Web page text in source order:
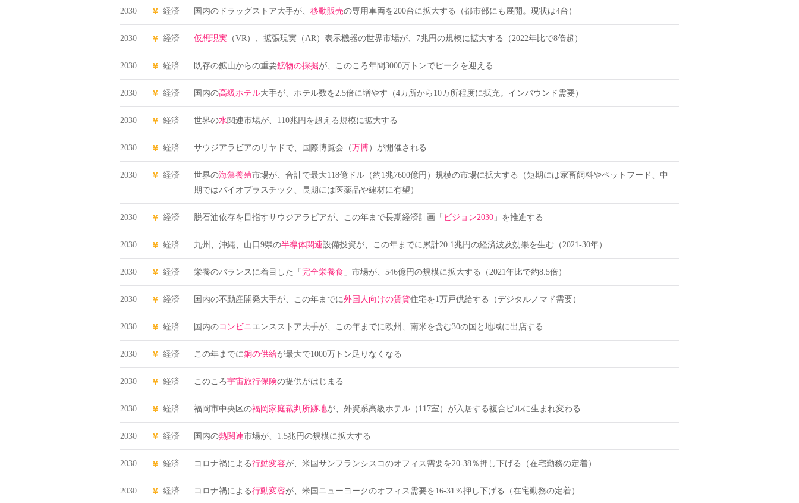
2030 経済 国内のドラッグストア大手が、 移動販売の専用車両を200台に拡大する（都市部にも展開。現状は4台）
2030 経済 仮想現実 （VR）、拡張現実（AR）表示機器の世界市場が、7兆円の規模に拡大する（2022年比で8倍超）
2030 経済 既存の鉱山からの重要鉱物の採掘が、このころ年間3000万トンでピークを迎える
2030 経済 国内の高級ホテル大手が、ホテル数を2.5倍に増やす（4カ所から10カ所程度に拡充。インバウンド需要）
2030 経済 世界の水関連市場が、110兆円を超える規模に拡大する
2030 経済 サウジアラビアのリヤドで、国際博覧会（万博）が開催される
2030 経済 世界の海藻養殖市場が、合計で最大118億ドル（約1兆7600億円）規模の市場に拡大する（短期には家畜飼料やペットフード、中
期ではバイオプラスチック、長期には医薬品や建材に有望）
2030 経済 脱石油依存を目指すサウジアラビアが、この年まで長期経済計画「 ビジョン2030 」を推進する
2030 経済 九州、沖縄、山口9県の半導体関連設備投資が、この年までに累計20.1兆円の経済波及効果を生む（2021-30年）
2030 経済 栄養のバランスに着目した「 完全栄養食 」市場が、546億円の規模に拡大する（2021年比で約8.5倍）
2030 経済 国内の不動産開発大手が、この年までに外国人向けの賃貸住宅を1万戸供給する（デジタルノマド需要）
2030 経済 国内のコンビニエンスストア大手が、この年までに欧州、南米を含む30の国と地域に出店する
2030 経済 この年までに銅の供給が最大で1000万トン足りなくなる
2030 経済 このころ宇宙旅行保険の提供がはじまる
2030 経済 福岡市中央区の福岡家庭裁判所跡地が、外資系高級ホテル（117室）が入居する複合ビルに生まれ変わる
2030 経済 国内の熱関連市場が、1.5兆円の規模に拡大する
2030 経済 コロナ禍による行動変容が、米国サンフランシスコのオフィス需要を20-38％押し下げる（在宅勤務の定着）
2030 経済 コロナ禍による行動変容が、米国ニューヨークのオフィス需要を16-31％押し下げる（在宅勤務の定着）